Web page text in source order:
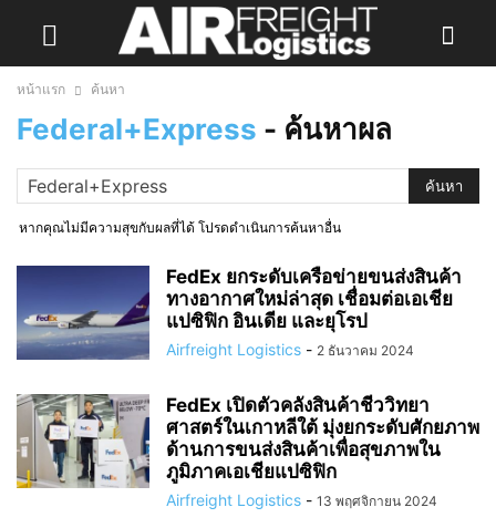
หน้าแรก ค้นหา
Federal+Express - ค้นหาผล
หากคุณไม่มีความสุขกับผลที่ได้ โปรดดำเนินการค้นหาอื่น
FedEx ยกระดับเครือข่ายขนส่งสินค้า
ทางอากาศใหม่ล่าสุด เชื่อมต่อเอเชีย
แปซิฟิก อินเดีย และยุโรป
Airfreight Logistics - 2 ธันวาคม 2024
FedEx เปิดตัวคลังสินค้าชีววิทยา
ศาสตร์ในเกาหลีใต้ มุ่งยกระดับศักยภาพ
ด้านการขนส่งสินค้าเพื่อสุขภาพใน
ภูมิภาคเอเชียแปซิฟิก
Airfreight Logistics - 13 พฤศจิกายน 2024